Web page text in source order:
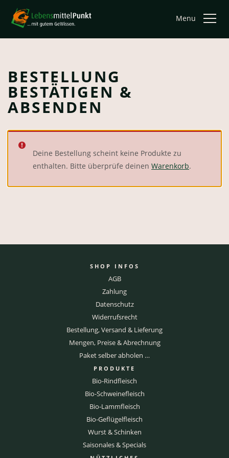
Menu
BESTELLUNG
BESTÄTIGEN &
ABSENDEN
Deine Bestellung scheint keine Produkte zu
enthalten. Bitte überprüfe deinen Warenkorb.
SHOP INFOS
AGB
Zahlung
Datenschutz
Widerrufsrecht
Bestellung, Versand & Lieferung
Mengen, Preise & Abrechnung
Paket selber abholen …
PRODUKTE
Bio-Rindfleisch
Bio-Schweinefleisch
Bio-Lammfleisch
Bio-Geflügelfleisch
Wurst & Schinken
Saisonales & Specials